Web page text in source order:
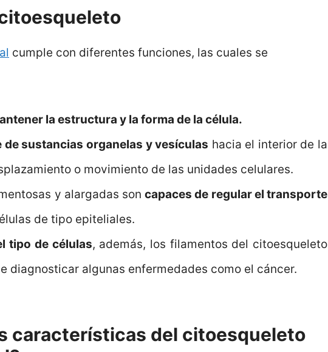
cumple con diferentes funciones, las cuales se
la estructura y la forma de la célula.
sustancias organelas y vesículas hacia el interior de la
o movimiento de las unidades celulares.
y alargadas soncapaces de regular el transporte
de tipo epiteliales.
tipo de células, además, los filamentos del citoesqueleto
diagnosticar algunas enfermedades como el cáncer.
características del citoesqueleto